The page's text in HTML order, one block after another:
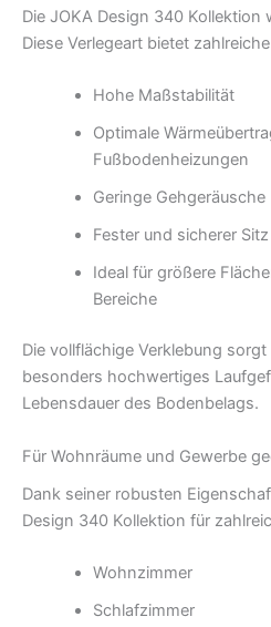
Die JOKA Design 340 Kollektion
Diese Verlegeart bietet
Hohe Maßstabilität
Optimale
Fußbodenheizungen
Geringe Gehgeräusche
Fester und sicherer
Ideal für größere
Bereiche
Die vollflächige Verklebung
besonders hochwertiges
Lebensdauer des Bodenbelags.
Für Wohnräume und Gewerbe
Dank seiner robusten
Design 340 Kollektion für
Wohnzimmer
Schlafzimmer